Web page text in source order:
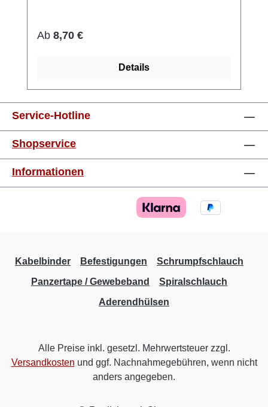
Regulärer Preis:
Ab 8,70 €
Details
Service-Hotline
Shopservice
Informationen
Kabelbinder Befestigungen
Schrumpfschlauch
Panzertape / Gewebeband
Spiralschlauch
Aderendhülsen
Alle Preise inkl. gesetzl. Mehrwertsteuer zzgl.
Versandkosten und ggf. Nachnahmegebühren, wenn nicht
anders angegeben.